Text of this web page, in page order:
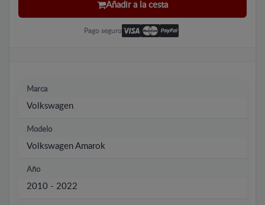
Añadir a la cesta
Pago seguro
Marca
Volkswagen
Modelo
Volkswagen Amarok
Año
2010 - 2022